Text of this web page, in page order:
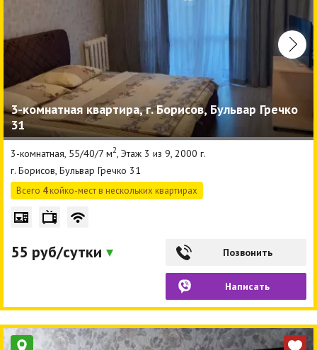
3-комнатная квартира, г. Борисов, Бульвар Гречко
31
3-комнатная, 55/40/7 м2, Этаж 3 из 9, 2000 г.
г. Борисов, Бульвар Гречко 31
Всего 4койко-мест в нескольких квартирах
55 руб/сутки Позвонить
Написать